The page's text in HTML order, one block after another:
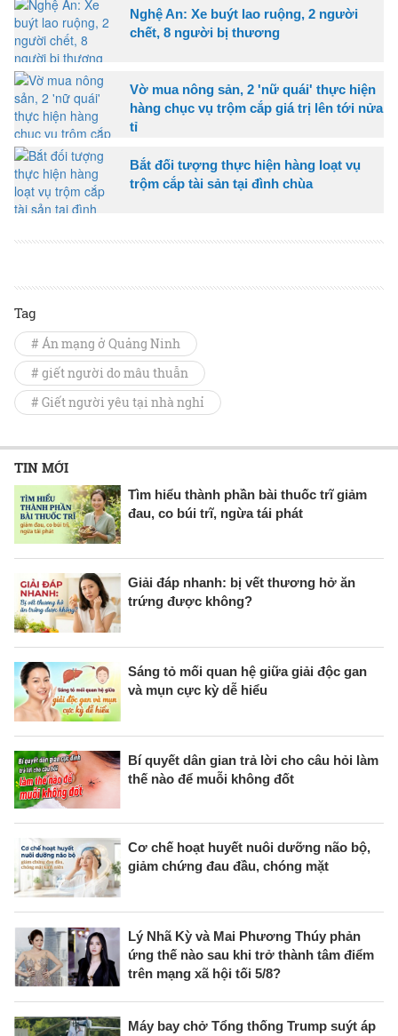
Nghệ An: Xe buýt lao ruộng, 2 người
chết, 8 người bị thương
Vờ mua nông sản, 2 'nữ quái' thực hiện
hàng chục vụ trộm cắp giá trị lên tới nửa
tỉ
Bắt đối tượng thực hiện hàng loạt vụ
trộm cắp tài sản tại đình chùa
Tag
# Án mạng ở Quảng Ninh
# giết người do mâu thuẫn
# Giết người yêu tại nhà nghỉ
TIN MỚI
Tìm hiểu thành phần bài thuốc trĩ giảm
đau, co búi trĩ, ngừa tái phát
Giải đáp nhanh: bị vết thương hở ăn
trứng được không?
Sáng tỏ mối quan hệ giữa giải độc gan
và mụn cực kỳ dễ hiểu
Bí quyết dân gian trả lời cho câu hỏi làm
thế nào để muỗi không đốt
Cơ chế hoạt huyết nuôi dưỡng não bộ,
giảm chứng đau đầu, chóng mặt
Lý Nhã Kỳ và Mai Phương Thúy phản
ứng thế nào sau khi trở thành tâm điểm
trên mạng xã hội tối 5/8?
Máy bay chở Tổng thống Trump suýt áp